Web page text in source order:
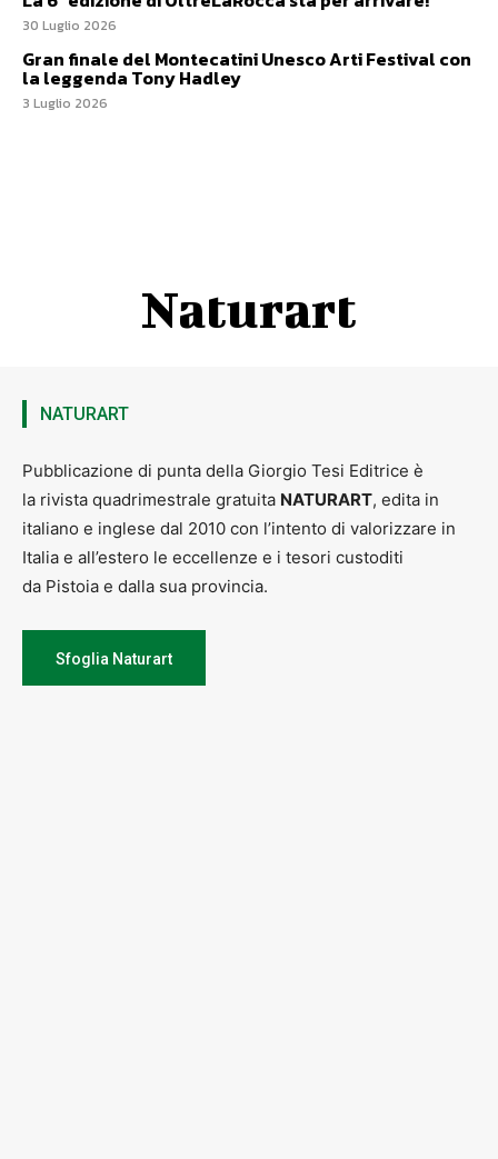
30 Luglio 2026
Gran finale del Montecatini Unesco Arti Festival con
la leggenda Tony Hadley
3 Luglio 2026
Naturart
NATURART
Pubblicazione di punta della Giorgio Tesi Editrice è
la rivista quadrimestrale gratuita NATURART, edita in
italiano e inglese dal 2010 con l’intento di valorizzare in
Italia e all’estero le eccellenze e i tesori custoditi
da Pistoia e dalla sua provincia.
Sfoglia Naturart